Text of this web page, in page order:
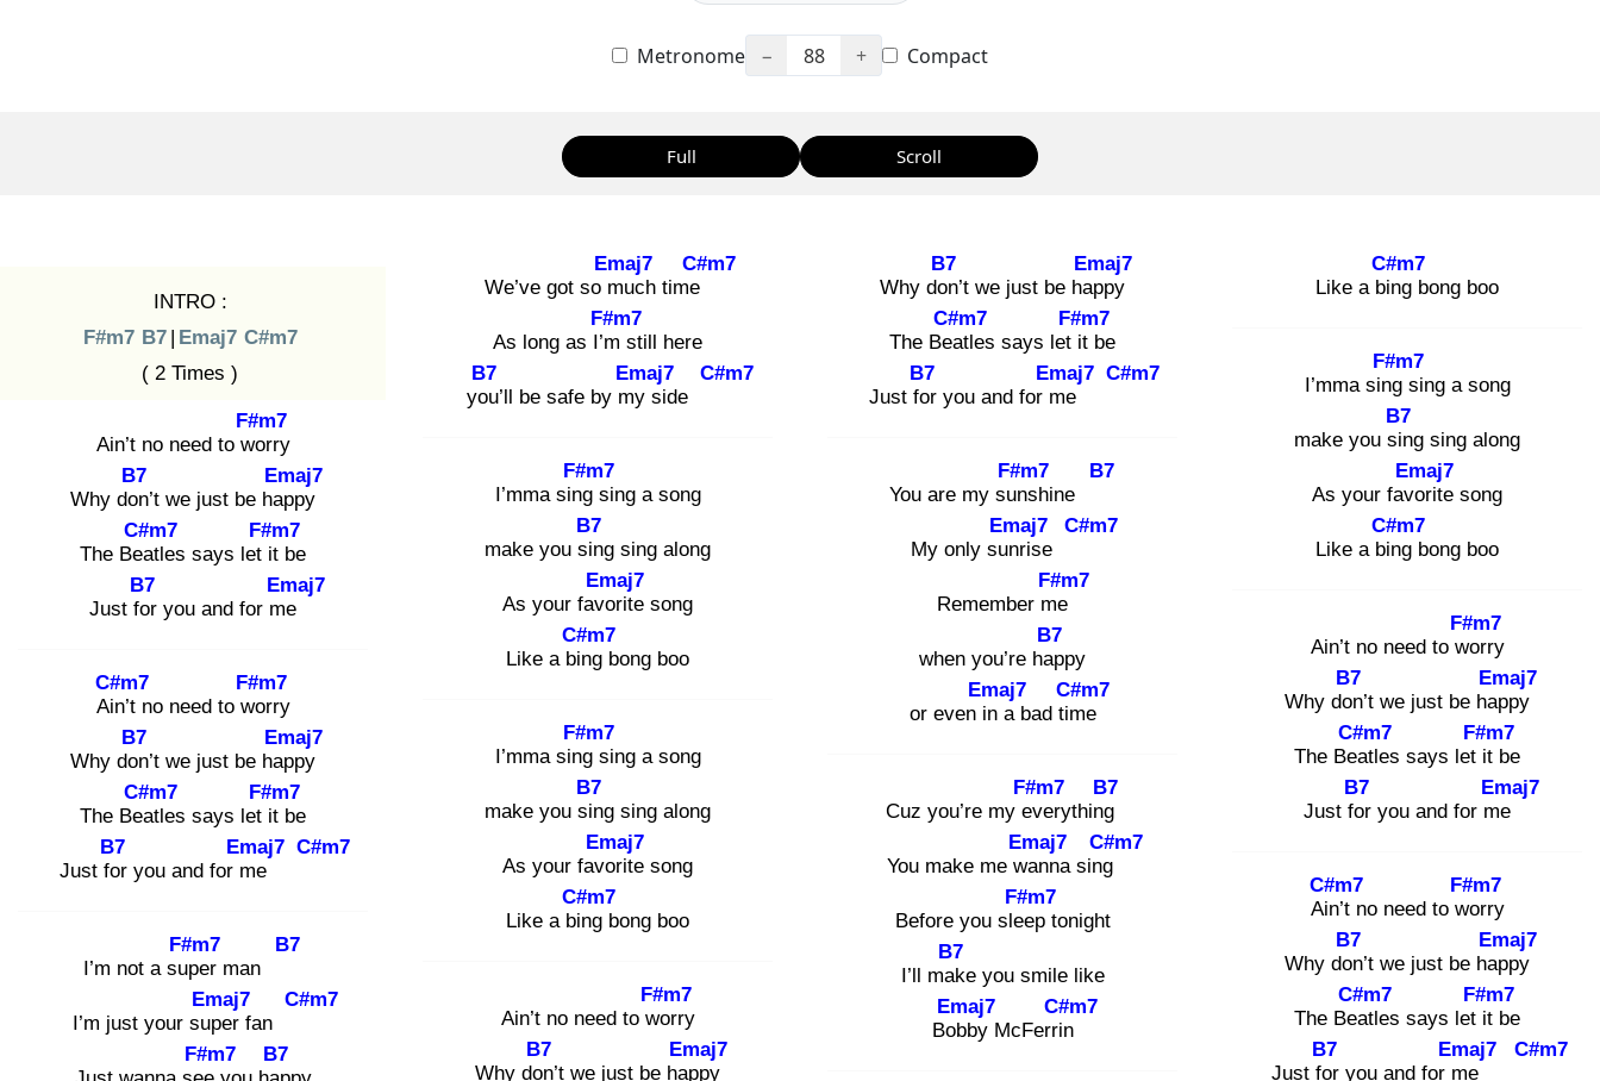
Metronome − 88 + Compact
Full Scroll
INTRO :
F#m7 B7 | Emaj7 C#m7
( 2 Times )
Ain’t no need to wo
F#m7
rry
Why don
B7
’t we just be hap
Emaj7
py
The Bea
C#m7
tles says let it
F#m7
be
Just for
B7
you and for me
Emaj7
Ain
C#m7
’t no need to wo
F#m7
rry
Why don
B7
’t we just be hap
Emaj7
py
The Bea
C#m7
tles says let it
F#m7
be
Just for
B7
you and for m
Emaj7
e
C#m7
I’m not a sup
F#m7
er man
B7
I’m just your sup
Emaj7
er fan
C#m7
F#m7
B7
We’ve got so m
Emaj7
uch time
C#m7
As long as I’m
F#m7
still here
you
B7
’ll be safe by my
Emaj7
side
C#m7
I’mma sing
F#m7
sing a song
make you sin
B7
g sing along
As your favo
Emaj7
rite song
Like a bin
C#m7
g bong boo
I’mma sing
F#m7
sing a song
make you sin
B7
g sing along
As your favo
Emaj7
rite song
Like a bin
C#m7
g bong boo
Ain’t no need to wo
F#m7
rry
Why don
B7
’t we just be hap
Emaj7
py
Why don
B7
’t we just be hap
Emaj7
py
The Bea
C#m7
tles says let it
F#m7
be
Just for
B7
you and for m
Emaj7
e
C#m7
You are my sun
F#m7
shine
B7
My only sun
Emaj7
rise
C#m7
Remember me
F#m7
when you’re hap
B7
py
or even in
Emaj7
a bad tim
C#m7
e
Cuz you’re my ev
F#m7
erything
B7
You make me wa
Emaj7
nna sing
C#m7
Before you slee
F#m7
p tonight
I’ll mak
B7
e you smile like
Bob
Emaj7
by McFerrin
C#m7
Like a bin
C#m7
g bong boo
I’mma sing
F#m7
sing a song
make you sin
B7
g sing along
As your favo
Emaj7
rite song
Like a bin
C#m7
g bong boo
Ain’t no need to wo
F#m7
rry
Why don
B7
’t we just be hap
Emaj7
py
The Bea
C#m7
tles says let it
F#m7
be
Just for
B7
you and for me
Emaj7
Ain
C#m7
’t no need to wo
F#m7
rry
Why don
B7
’t we just be hap
Emaj7
py
The Bea
C#m7
tles says let it
F#m7
be
Just for
B7
you and for m
Emaj7
e
C#m7